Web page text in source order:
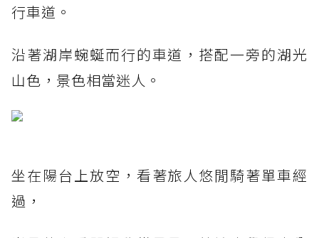
行車道。
沿著湖岸蜿蜒而行的車道，搭配一旁的湖光
山色，景色相當迷人。
坐在陽台上放空，看著旅人悠閒騎著單車經
過，